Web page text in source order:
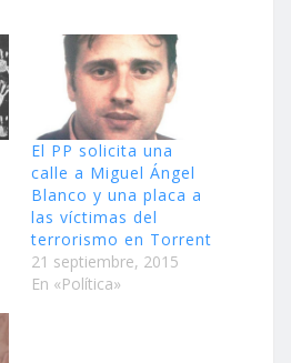
El PP solicita una
calle a Miguel Ángel
Blanco y una placa a
las víctimas del
terrorismo en Torrent
21 septiembre, 2015
En «Política»